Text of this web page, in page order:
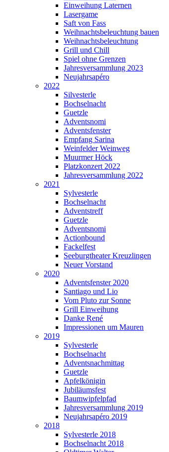
Einweihung Laternen
Lasergame
Saft von Fass
Weihnachtsbeleuchtung bauen
Weihnachtsbeleuchtung
Grill und Chill
Spiel ohne Grenzen
Jahresversammlung 2023
Neujahrsapéro
2022
Silvesterle
Bochselnacht
Guetzle
Adventsnomi
Adventsfenster
Empfang Sarina
Weinfelder Weinweg
Muurmer Höck
Platzkonzert 2022
Jahresversammlung 2022
2021
Sylvesterle
Bochselnacht
Adventstreff
Guetzle
Adventsnomi
Actionbound
Fackelfest
Seeburgtheater Kreuzlingen
Neuer Vorstand
2020
Adventsfenster 2020
Santiago und Lio
Vom Pluto zur Sonne
Grill Einweihung
Danke René
Impressionen um Mauren
2019
Sylvesterle
Bochselnacht
Adventsnachmittag
Guetzle
Apfelkönigin
Jubiläumsfest
Baumwipfelpfad
Jahresversammlung 2019
Neujahrsapéro 2019
2018
Sylvesterle 2018
Bochselnacht 2018